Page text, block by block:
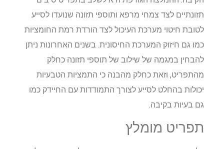
תזונתיים לצד צמחי מרפא ותוספי תזונה שנועדו לסייע
לטובת חיטוי מערכת העיכול לצד הורדת רמת החומציות
כמו גם חיזוק המערכת החיסונית. בשנים האחרונות ניתן
להבחין במגמה של שילוב של תוספי תזונה כחלק
מהתפריט, וזאת כחלק מהבנה כי התמציות הטבעיות
יכולות בהחלט לסייע לצורך התמודדות עם החיידק כמו
גם בעיות בקיבה.
תפריט מומלץ